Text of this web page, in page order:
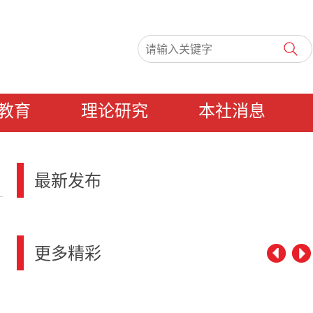
育 理论研究 本社消息
最新发布
更多精彩